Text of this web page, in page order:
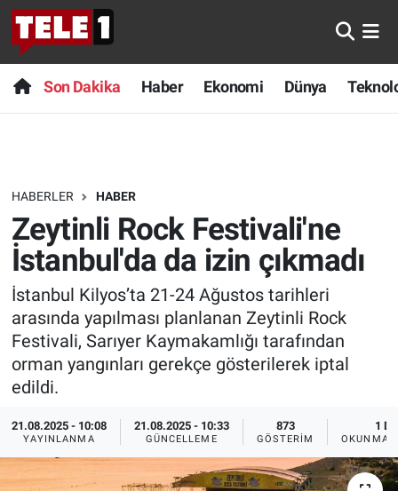
Son Dakika Haber Ekonomi Dünya
HABERLER HABER
Zeytinli Rock Festivali'ne
İstanbul'da da izin çıkmadı
İstanbul Kilyos’ta 21-24 Ağustos tarihleri
arasında yapılması planlanan Zeytinli Rock
Festivali, Sarıyer Kaymakamlığı tarafından
orman yangınları gerekçe gösterilerek iptal
edildi.
21.08.2025 - 10:08
YAYINLANMA
21.08.2025 - 10:33
GÜNCELLEME
873
GÖSTERIM
1 DK
OKUNMA
Anında Manşet
Başka Sohbetler
Bilim turu
Bilim ve Teknoloji Evreni
Doğa Konuşuyor
Dünya
Ege Saati
Ege'den Esintiler
Eğitim
Son Dakika
Haber
Dünya
Teknoloji
Sağlık
Spor
Yayın Akışı
İletişim
Nöbetçi Eczaneler
Hava Durumu
Trafik Durumu
Süper Lig Puan Durumu ve Fikstür
Tüm Manşetler
Son Dakika Haberleri
Haber Arşivi